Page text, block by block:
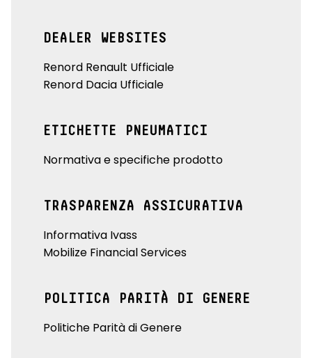
vetri posteriori e lunotto oscurati
volante in ecopelle specifico Esprit Alpine
volante regolabile manualmente in altezza e profondità
DEALER WEBSITES
Renord Renault Ufficiale
Renord Dacia Ufficiale
ETICHETTE PNEUMATICI
Normativa e specifiche prodotto
TRASPARENZA ASSICURATIVA
Informativa Ivass
Mobilize Financial Services
POLITICA PARITÀ DI GENERE
Politiche Parità di Genere